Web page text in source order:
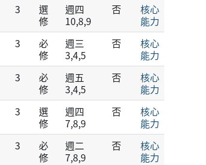
3
選
修
週四
10,8,9
否
核心
能力
3
必
修
週三
3,4,5
否
核心
能力
3
必
修
週五
3,4,5
否
核心
能力
3
選
修
週四
7,8,9
否
核心
能力
3
必
修
週二
7,8,9
否
核心
能力